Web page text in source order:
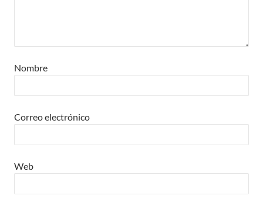
Nombre
Correo electrónico
Web